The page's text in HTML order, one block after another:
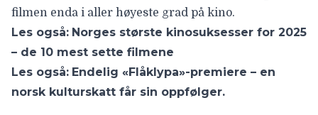
filmen enda i aller høyeste grad på kino.
Les også: Norges største kinosuksesser for 2025
– de 10 mest sette filmene
Les også: Endelig «Flåklypa»-premiere – en
norsk kulturskatt får sin oppfølger.